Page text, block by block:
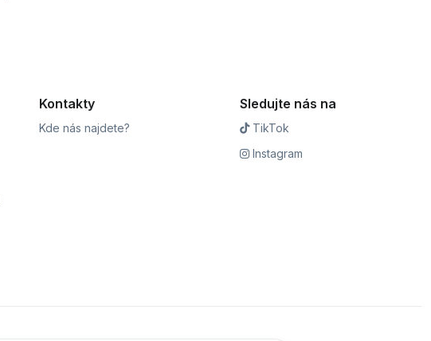
Kontakty
Kde nás najdete?
Sledujte nás na
TikTok
Instagram